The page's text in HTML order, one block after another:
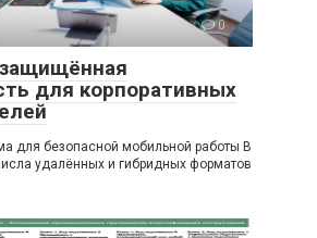
0
для корпоративных
для безопасной мобильной работы В
удалённых и гибридных форматов